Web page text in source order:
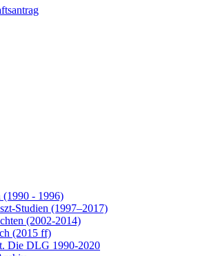
- 1996)
Studien (1997–2017)
(2002-2014)
(2015 ff)
Die DLG 1990-2020